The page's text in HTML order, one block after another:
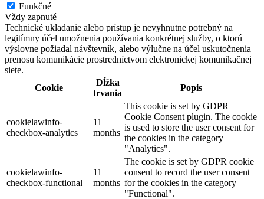
Funkčné
Vždy zapnuté
Technické ukladanie alebo prístup je nevyhnutne potrebný na
legitímny účel umožnenia používania konkrétnej služby, o ktorú
výslovne požiadal návštevník, alebo výlučne na účel uskutočnenia
prenosu komunikácie prostredníctvom elektronickej komunikačnej
siete.
Cookie
Dĺžka
trvania
Popis
cookielawinfo-
checkbox-analytics
11
months
This cookie is set by GDPR
Cookie Consent plugin. The cookie
is used to store the user consent for
the cookies in the category
"Analytics".
cookielawinfo-
checkbox-functional
11
months
The cookie is set by GDPR cookie
consent to record the user consent
for the cookies in the category
"Functional".